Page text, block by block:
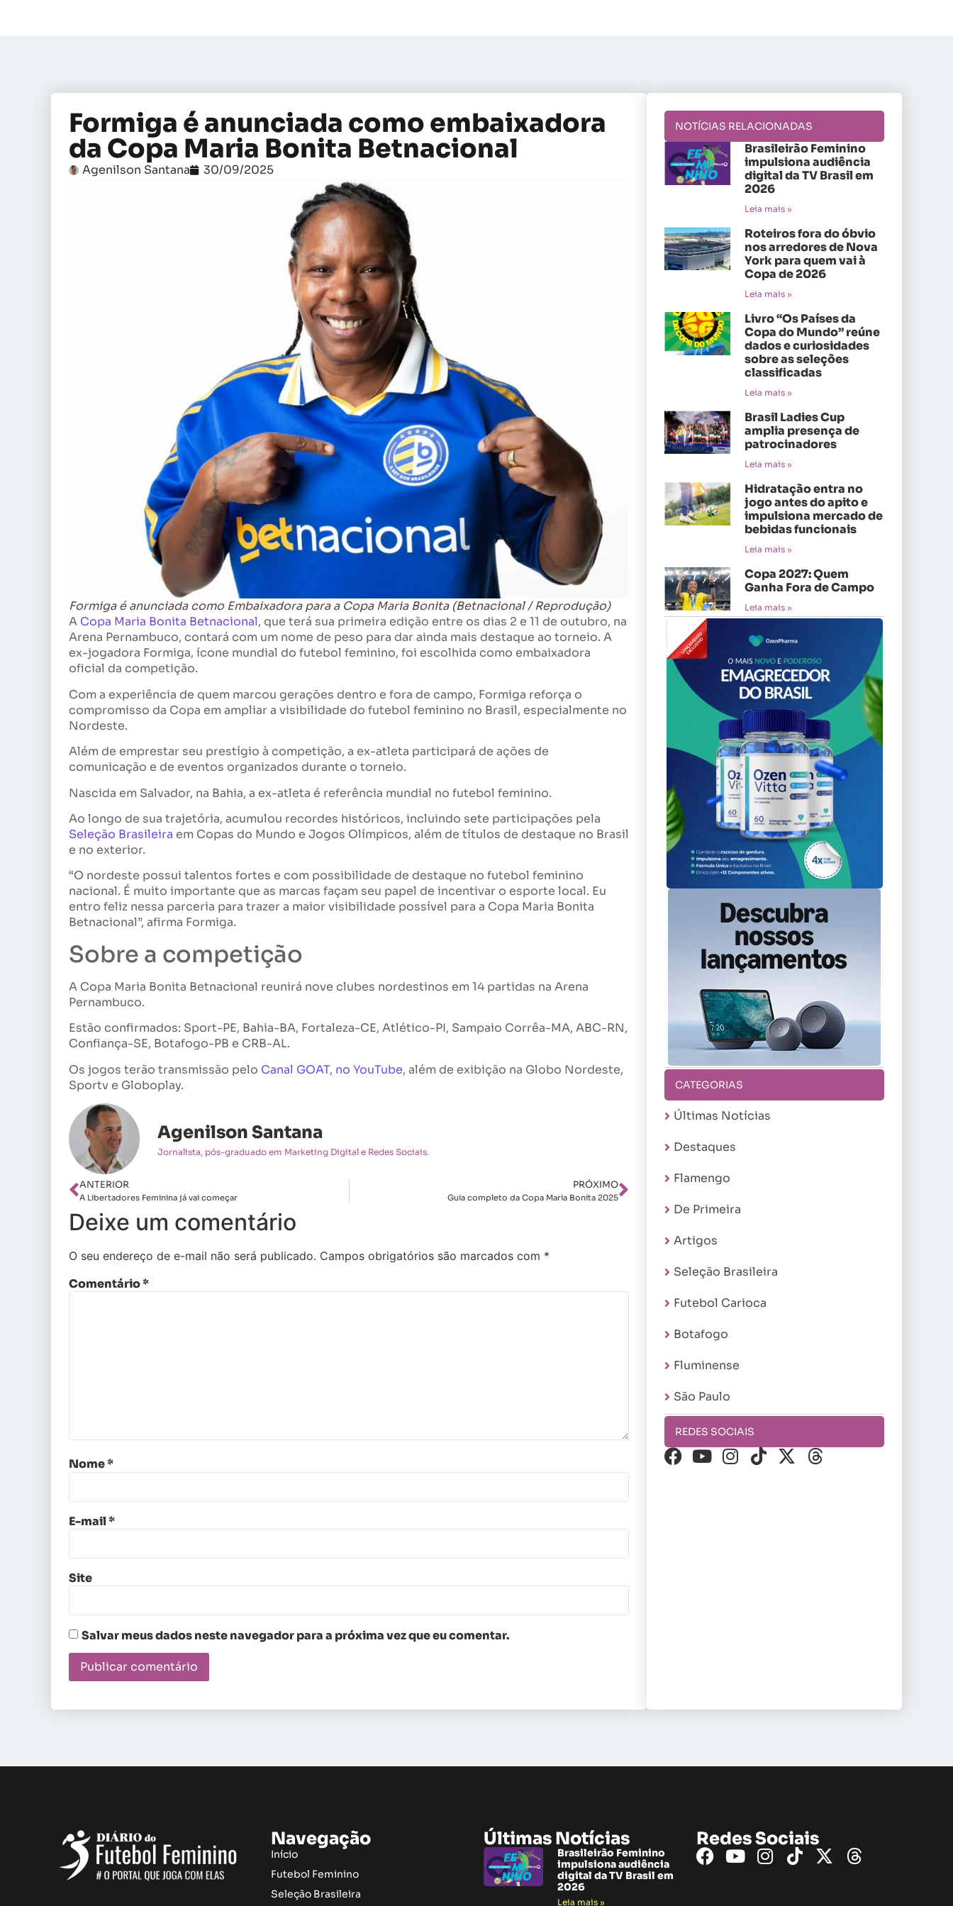
Formiga é anunciada como embaixadora
da Copa Maria Bonita Betnacional
Agenilson Santana 30/09/2025
Formiga é anunciada como Embaixadora para a Copa Maria Bonita (Betnacional / Reprodução)
A Copa Maria Bonita Betnacional, que terá sua primeira edição entre os dias 2 e 11 de outubro, na
Arena Pernambuco, contará com um nome de peso para dar ainda mais destaque ao torneio. A
ex-jogadora Formiga, ícone mundial do futebol feminino, foi escolhida como embaixadora
oficial da competição.
Com a experiência de quem marcou gerações dentro e fora de campo, Formiga reforça o
compromisso da Copa em ampliar a visibilidade do futebol feminino no Brasil, especialmente no
Nordeste.
Além de emprestar seu prestígio à competição, a ex-atleta participará de ações de
comunicação e de eventos organizados durante o torneio.
Nascida em Salvador, na Bahia, a ex-atleta é referência mundial no futebol feminino.
Ao longo de sua trajetória, acumulou recordes históricos, incluindo sete participações pela
Seleção Brasileira em Copas do Mundo e Jogos Olímpicos, além de títulos de destaque no Brasil
e no exterior.
“O nordeste possui talentos fortes e com possibilidade de destaque no futebol feminino
nacional. É muito importante que as marcas façam seu papel de incentivar o esporte local. Eu
entro feliz nessa parceria para trazer a maior visibilidade possível para a Copa Maria Bonita
Betnacional”, afirma Formiga.
Sobre a competição
A Copa Maria Bonita Betnacional reunirá nove clubes nordestinos em 14 partidas na Arena
Pernambuco.
Estão confirmados: Sport-PE, Bahia-BA, Fortaleza-CE, Atlético-PI, Sampaio Corrêa-MA, ABC-RN,
Confiança-SE, Botafogo-PB e CRB-AL.
Os jogos terão transmissão pelo Canal GOAT, no YouTube, além de exibição na Globo Nordeste,
Sportv e Globoplay.
Agenilson Santana
Jornalista, pós-graduado em Marketing Digital e Redes Sociais.
ANTERIOR
A Libertadores Feminina já vai começar
PRÓXIMO
Guia completo da Copa Maria Bonita 2025
Deixe um comentário
O seu endereço de e-mail não será publicado. Campos obrigatórios são marcados com *
Comentário*
Nome*
E-mail*
Site
Salvar meus dados neste navegador para a próxima vez que eu comentar.
NOTÍCIAS RELACIONADAS
Brasileirão Feminino
impulsiona audiência
digital da TV Brasil em
2026
Leia mais »
Roteiros fora do óbvio
nos arredores de Nova
York para quem vai à
Copa de 2026
Leia mais »
Livro “Os Países da
Copa do Mundo” reúne
dados e curiosidades
sobre as seleções
classificadas
Leia mais »
Brasil Ladies Cup
amplia presença de
patrocinadores
Leia mais »
Hidratação entra no
jogo antes do apito e
impulsiona mercado de
bebidas funcionais
Leia mais »
Copa 2027: Quem
Ganha Fora de Campo
Leia mais »
CATEGORIAS
Últimas Notícias
Destaques
Flamengo
De Primeira
Artigos
Seleção Brasileira
Futebol Carioca
Botafogo
Fluminense
São Paulo
REDES SOCIAIS
Navegação
Início
Futebol Feminino
Seleção Brasileira
Últimas Notícias
Brasileirão Feminino
impulsiona audiência
digital da TV Brasil em
2026
Leia mais »
Redes Sociais